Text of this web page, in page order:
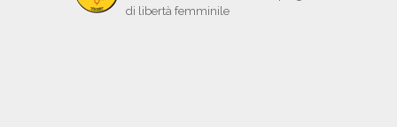
di libertà femminile